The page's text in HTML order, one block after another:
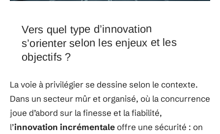
Vers quel type d’innovation
s’orienter selon les enjeux et les
objectifs ?
La voie à privilégier se dessine selon le contexte.
Dans un secteur mûr et organisé, où la concurrence
joue d’abord sur la finesse et la fiabilité,
l’innovation incrémentaleoffre une sécurité : on